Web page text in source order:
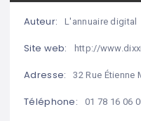
Auteur: L'annuaire digital
Site web: http://
Adresse: 32 Rue Étienne
Téléphone: 01 78 16 06